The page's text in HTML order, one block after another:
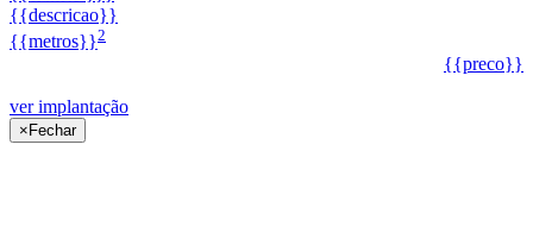
{{descricao}}
{{metros}}2
{{preco}}
ver implantação
×Fechar